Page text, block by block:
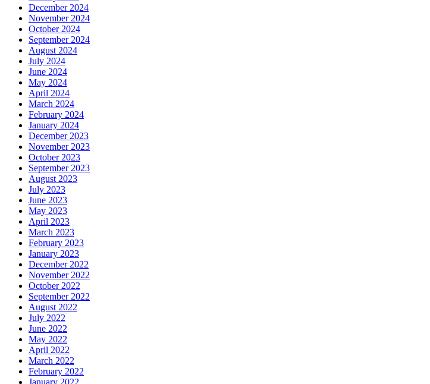
December 2024
November 2024
October 2024
September 2024
August 2024
July 2024
June 2024
May 2024
April 2024
March 2024
February 2024
January 2024
December 2023
November 2023
October 2023
September 2023
August 2023
July 2023
June 2023
May 2023
April 2023
March 2023
February 2023
January 2023
December 2022
November 2022
October 2022
September 2022
August 2022
July 2022
June 2022
May 2022
April 2022
March 2022
February 2022